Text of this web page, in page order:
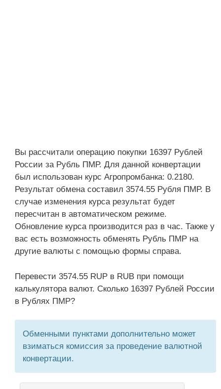
Вы рассчитали операцию покупки 16397 Рублей
России за Рубль ПМР. Для данной конвертации
был использован курс Агропромбанка: 0.2180.
Результат обмена составил 3574.55 Рубля ПМР. В
случае изменения курса результат будет
пересчитан в автоматическом режиме.
Обновление курса производится раз в час. Также у
вас есть возможность обменять Рубль ПМР на
другие валюты с помощью формы справа.
Перевести 3574.55 RUP в RUB при помощи
калькулятора валют. Сколько 16397 Рублей России
в Рублях ПМР?
Обменными пунктами дополнительно может
взиматься комиссия за проведение валютной
конвертации.